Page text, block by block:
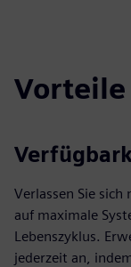
Vorteile
Verlassen Sie
auf maximale
Lebenszyklus.
jederzeit an,